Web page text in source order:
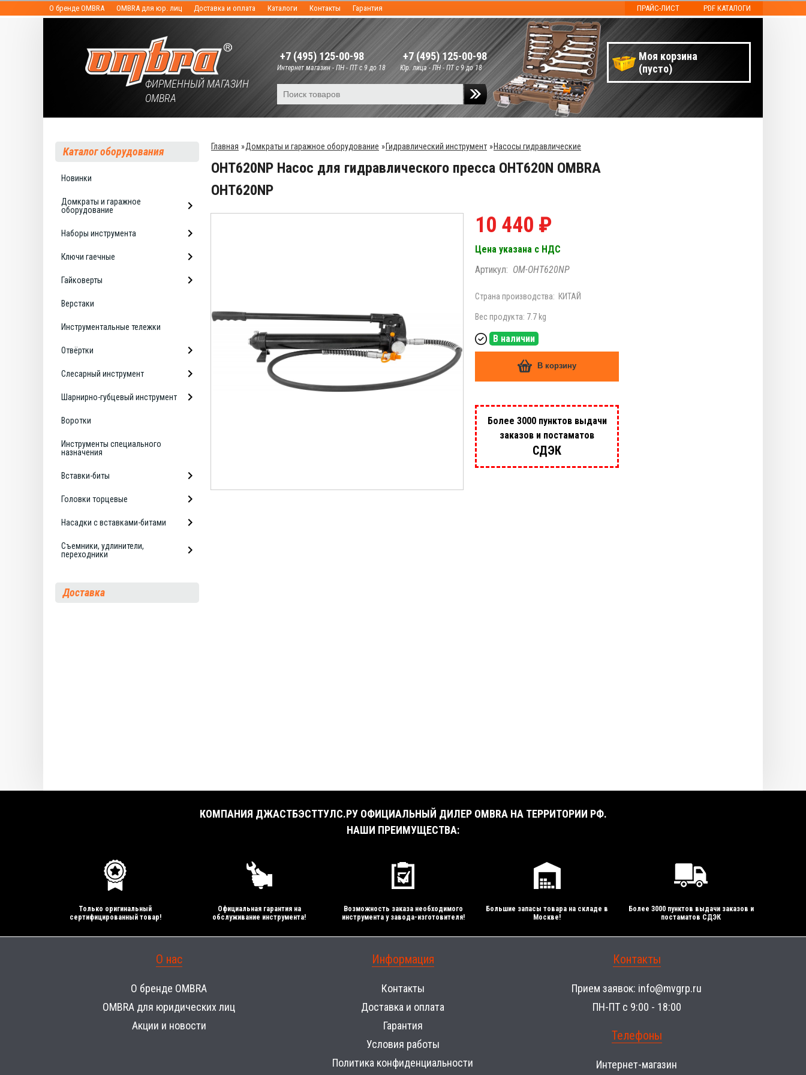
О бренде OMBRA OMBRA для юр. лиц Доставка и оплата Каталоги Контакты Гарантия ПРАЙС-ЛИСТ PDF КАТАЛОГИ
ФИРМЕННЫЙ МАГАЗИН
OMBRA
+7 (495) 125-00-98
Интернет магазин - ПН - ПТ с 9 до 18
+7 (495) 125-00-98
Юр. лица - ПН - ПТ с 9 до 18
Моя корзина
(пусто)
Каталог оборудования
Новинки
Домкраты и гаражное
оборудование
Наборы инструмента
Ключи гаечные
Гайковерты
Верстаки
Инструментальные тележки
Отвёртки
Слесарный инструмент
Шарнирно-губцевый инструмент
Воротки
Инструменты специального
назначения
Вставки-биты
Головки торцевые
Насадки с вставками-битами
Съемники, удлинители,
переходники
Доставка
Главная »Домкраты и гаражное оборудование »Гидравлический инструмент »Насосы гидравлические
OHT620NP Насос для гидравлического пресса OHT620N OMBRA
ОНТ620NР
10 440 ₽
Цена указана с НДС
Артикул: OM-ОНТ620NР
Страна производства: КИТАЙ
Вес продукта: 7.7 kg
В наличии
В корзину
Более 3000 пунктов выдачи
заказов и постаматов
СДЭК
КОМПАНИЯ ДЖАСТБЭСТТУЛС.РУ ОФИЦИАЛЬНЫЙ ДИЛЕР OMBRA НА ТЕРРИТОРИИ РФ.
НАШИ ПРЕИМУЩЕСТВА:
Только оригинальный
сертифицированный товар!
Официальная гарантия на
обслуживание инструмента!
Возможность заказа необходимого
инструмента у завода-изготовителя!
Большие запасы товара на складе в
Москве!
Более 3000 пунктов выдачи заказов и
постаматов СДЭК
О нас
О бренде OMBRA
OMBRA для юридических лиц
Акции и новости
Информация
Контакты
Доставка и оплата
Гарантия
Условия работы
Политика конфиденциальности
Контакты
Прием заявок: info@mvgrp.ru
ПН-ПТ с 9:00 - 18:00
Телефоны
Интернет-магазин